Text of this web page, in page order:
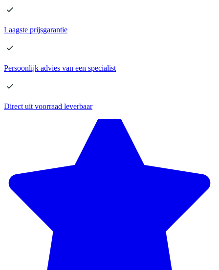
Laagste prijsgarantie
Persoonlijk advies van een specialist
Direct uit voorraad leverbaar